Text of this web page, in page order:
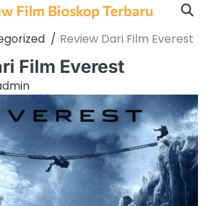
Film Bioskop Terbaru
Review Dari Film Everest
Film Everest